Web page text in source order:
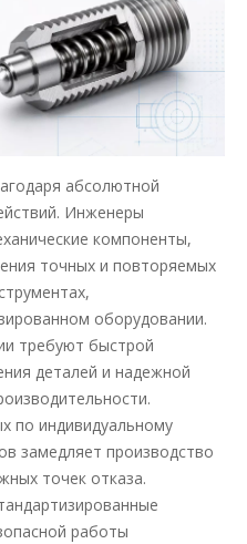
абсолютной
Инженеры
компоненты,
точных и повторяемых
оборудовании.
требуют быстрой
деталей и надежной
по индивидуальному
замедляет производство
точек отказа.
работы